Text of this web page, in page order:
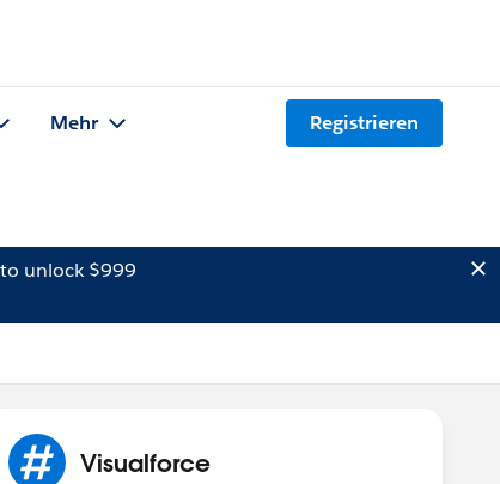
Mehr Registrieren
unlock $999
Visualforce